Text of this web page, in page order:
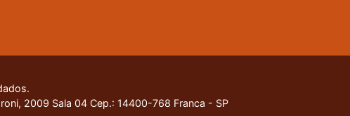
2009 Sala 04 Cep.: 14400-768 Franca - SP
nossaPolítica de Privacidade. Entendido